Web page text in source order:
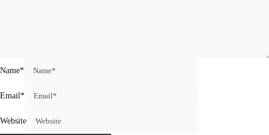
Name*
Email*
Website